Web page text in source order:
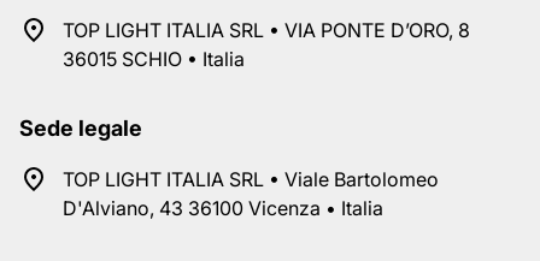
TOP LIGHT ITALIA SRL • VIA PONTE D’ORO, 8
36015 SCHIO • Italia
Sede legale
TOP LIGHT ITALIA SRL • Viale Bartolomeo
D'Alviano, 43 36100 Vicenza • Italia